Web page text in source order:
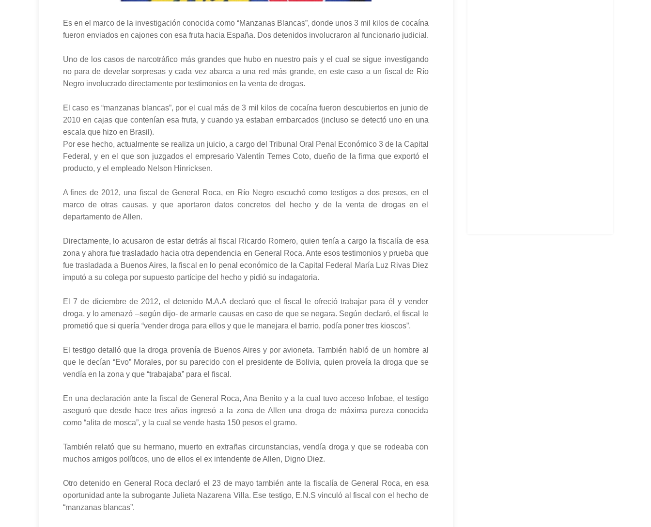
Es en el marco de la investigación conocida como “Manzanas Blancas”, donde unos 3 mil kilos de cocaína
fueron enviados en cajones con esa fruta hacia España. Dos detenidos involucraron al funcionario judicial.
Uno de los casos de narcotráfico más grandes que hubo en nuestro país y el cual se sigue investigando
no para de develar sorpresas y cada vez abarca a una red más grande, en este caso a un fiscal de Río
Negro involucrado directamente por testimonios en la venta de drogas.
El caso es “manzanas blancas”, por el cual más de 3 mil kilos de cocaína fueron descubiertos en junio de
2010 en cajas que contenían esa fruta, y cuando ya estaban embarcados (incluso se detectó uno en una
escala que hizo en Brasil).
Por ese hecho, actualmente se realiza un juicio, a cargo del Tribunal Oral Penal Económico 3 de la Capital
Federal, y en el que son juzgados el empresario Valentín Temes Coto, dueño de la firma que exportó el
producto, y el empleado Nelson Hinricksen.
A fines de 2012, una fiscal de General Roca, en Río Negro escuchó como testigos a dos presos, en el
marco de otras causas, y que aportaron datos concretos del hecho y de la venta de drogas en el
departamento de Allen.
Directamente, lo acusaron de estar detrás al fiscal Ricardo Romero, quien tenía a cargo la fiscalía de esa
zona y ahora fue trasladado hacia otra dependencia en General Roca. Ante esos testimonios y prueba que
fue trasladada a Buenos Aires, la fiscal en lo penal económico de la Capital Federal María Luz Rivas Diez
imputó a su colega por supuesto partícipe del hecho y pidió su indagatoria.
El 7 de diciembre de 2012, el detenido M.A.A declaró que el fiscal le ofreció trabajar para él y vender
droga, y lo amenazó –según dijo- de armarle causas en caso de que se negara. Según declaró, el fiscal le
prometió que si quería “vender droga para ellos y que le manejara el barrio, podía poner tres kioscos”.
El testigo detalló que la droga provenía de Buenos Aires y por avioneta. También habló de un hombre al
que le decían “Evo” Morales, por su parecido con el presidente de Bolivia, quien proveía la droga que se
vendía en la zona y que “trabajaba” para el fiscal.
En una declaración ante la fiscal de General Roca, Ana Benito y a la cual tuvo acceso Infobae, el testigo
aseguró que desde hace tres años ingresó a la zona de Allen una droga de máxima pureza conocida
como “alita de mosca”, y la cual se vende hasta 150 pesos el gramo.
También relató que su hermano, muerto en extrañas circunstancias, vendía droga y que se rodeaba con
muchos amigos políticos, uno de ellos el ex intendente de Allen, Digno Diez.
Otro detenido en General Roca declaró el 23 de mayo también ante la fiscalía de General Roca, en esa
oportunidad ante la subrogante Julieta Nazarena Villa. Ese testigo, E.N.S vinculó al fiscal con el hecho de
“manzanas blancas”.